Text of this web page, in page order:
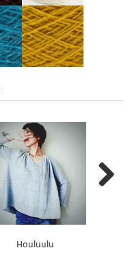
Houluulu